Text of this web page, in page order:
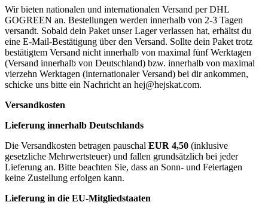
Wir bieten nationalen und internationalen Versand per DHL
GOGREEN an. Bestellungen werden innerhalb von 2-3 Tagen
versandt. Sobald dein Paket unser Lager verlassen hat, erhältst du
eine E-Mail-Bestätigung über den Versand. Sollte dein Paket trotz
bestätigtem Versand nicht innerhalb von maximal fünf Werktagen
(Versand innerhalb von Deutschland) bzw. innerhalb von maximal
vierzehn Werktagen (internationaler Versand) bei dir ankommen,
schicke uns bitte ein Nachricht an hej@hejskat.com.
Versandkosten
Lieferung innerhalb Deutschlands
Die Versandkosten betragen pauschal EUR 4,50 (inklusive
gesetzliche Mehrwertsteuer) und fallen grundsätzlich bei jeder
Lieferung an. Bitte beachten Sie, dass an Sonn- und Feiertagen
keine Zustellung erfolgen kann.
Lieferung in die EU-Mitgliedstaaten